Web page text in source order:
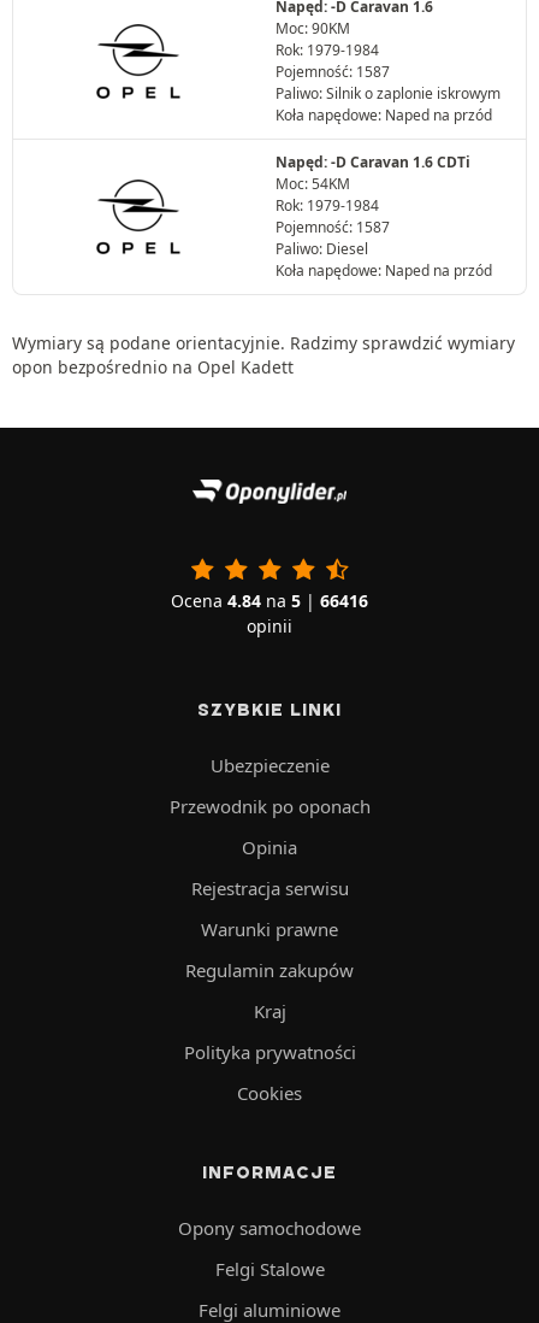
Napęd: -D Caravan 1.6
Moc: 90KM
Rok: 1979-1984
Pojemność: 1587
Paliwo: Silnik o zaplonie iskrowym
Koła napędowe: Naped na przód
Napęd: -D Caravan 1.6 CDTi
Moc: 54KM
Rok: 1979-1984
Pojemność: 1587
Paliwo: Diesel
Koła napędowe: Naped na przód
Wymiary są podane orientacyjnie. Radzimy sprawdzić wymiary
opon bezpośrednio na Opel Kadett
Ocena 4.84 na 5 | 66416
opinii
SZYBKIE LINKI
Ubezpieczenie
Przewodnik po oponach
Opinia
Rejestracja serwisu
Warunki prawne
Regulamin zakupów
Kraj
Polityka prywatności
Cookies
INFORMACJE
Opony samochodowe
Felgi Stalowe
Felgi aluminiowe